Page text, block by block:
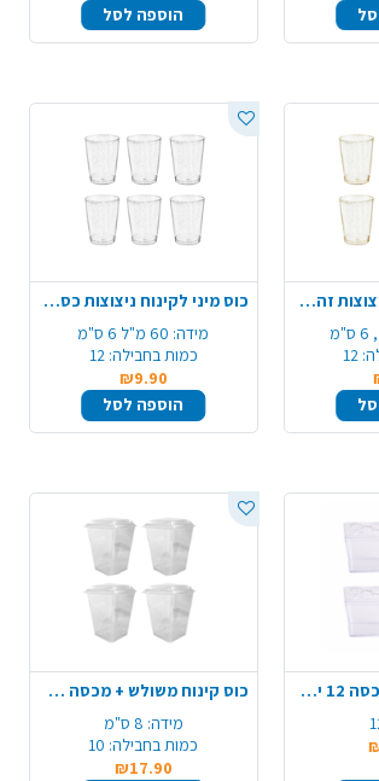
הוספה לסל
כוס מיני לקינוח ניצוצות זהב 12 יח'
12
כוס מיני לקינוח ניצוצות כסף 12 יח'
מידה: 60 מ"ל 6 ס"מ
כמות בחבילה: 12
₪9.90
הוספה לסל
קינוח הפתעה + מכסה 12 יח' - שקוף
כוס קינוח משולש + מכסה 10 יח' - שקוף
מידה: 8 ס"מ
כמות בחבילה: 10
₪17.90